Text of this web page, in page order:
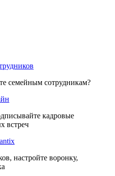
семейным сотрудникам?
кадровые
встреч
настройте воронку,